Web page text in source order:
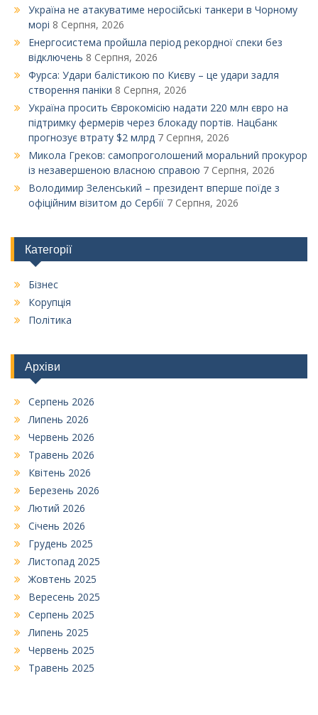
Україна не атакуватиме неросійські танкери в Чорному
морі 8 Серпня, 2026
Енергосистема пройшла період рекордної спеки без
відключень 8 Серпня, 2026
Фурса: Удари балістикою по Києву – це удари задля
створення паніки 8 Серпня, 2026
Україна просить Єврокомісію надати 220 млн євро на
підтримку фермерів через блокаду портів. Нацбанк
прогнозує втрату $2 млрд 7 Серпня, 2026
Микола Греков: самопроголошений моральний прокурор
із незавершеною власною справою 7 Серпня, 2026
Володимир Зеленський – президент вперше поїде з
офіційним візитом до Сербії 7 Серпня, 2026
Категорії
Бізнес
Корупція
Політика
Архіви
Серпень 2026
Липень 2026
Червень 2026
Травень 2026
Квітень 2026
Березень 2026
Лютий 2026
Січень 2026
Грудень 2025
Листопад 2025
Жовтень 2025
Вересень 2025
Серпень 2025
Липень 2025
Червень 2025
Травень 2025